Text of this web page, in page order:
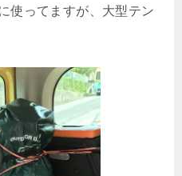
使ってますが、大型テン